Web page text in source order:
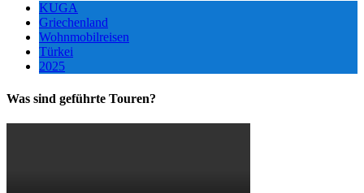
KUGA
Griechenland
Wohnmobilreisen
Türkei
2025
Was sind geführte Touren?